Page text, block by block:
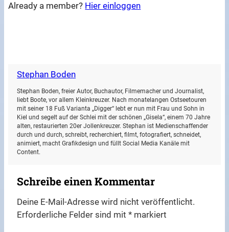
Already a member? Hier einloggen
Stephan Boden
Stephan Boden, freier Autor, Buchautor, Filmemacher und Journalist,
liebt Boote, vor allem Kleinkreuzer. Nach monatelangen Ostseetouren
mit seiner 18 Fuß Varianta „Digger“ lebt er nun mit Frau und Sohn in
Kiel und segelt auf der Schlei mit der schönen „Gisela“, einem 70 Jahre
alten, restaurierten 20er Jollenkreuzer. Stephan ist Medienschaffender
durch und durch, schreibt, recherchiert, filmt, fotografiert, schneidet,
animiert, macht Grafikdesign und füllt Social Media Kanäle mit
Content.
Schreibe einen Kommentar
Deine E-Mail-Adresse wird nicht veröffentlicht.
Erforderliche Felder sind mit* markiert